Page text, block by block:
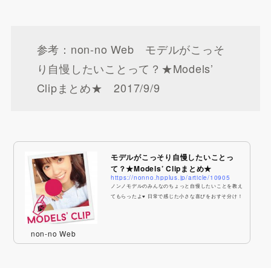
参考：non-no Web モデルがこっそ
り自慢したいことって？★Models’
Clipまとめ★ 2017/9/9
モデルがこっそり自慢したいことっ
て？★Models’ Clipまとめ★
https://nonno.hpplus.jp/article/10905
ノンノモデルのみんなのちょっと自慢したいことを教え
てもらったよ♥ 日常で感じた小さな喜びをおすそ分け！
non-no Web